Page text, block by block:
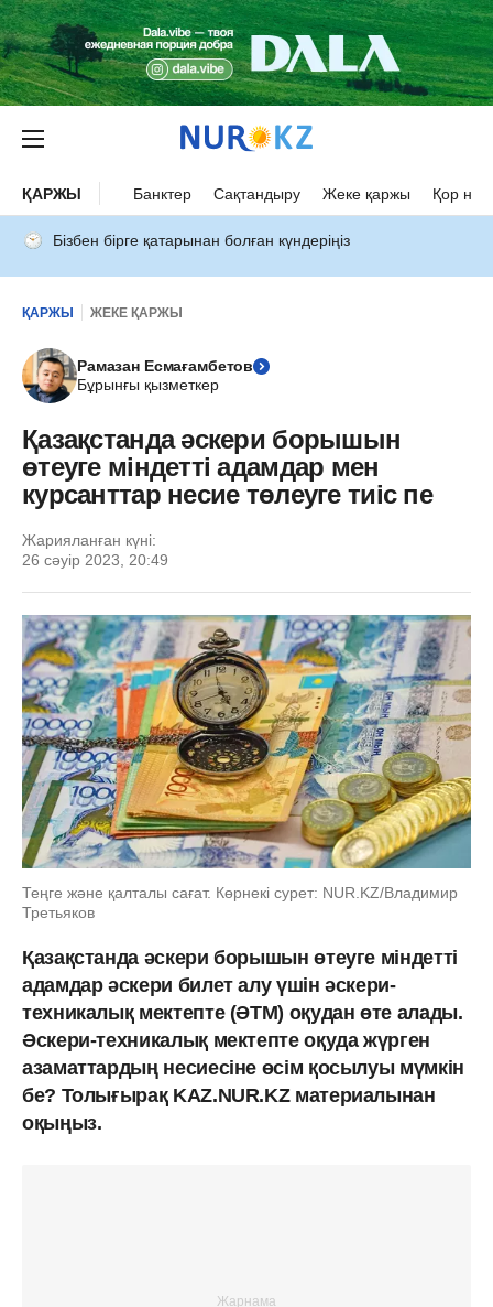
ҚАРЖЫ Банктер Сақтандыру Жеке қаржы Қор
Бізбен бірге қатарынан болған күндеріңіз
ҚАРЖЫ ЖЕКЕ ҚАРЖЫ
Рамазан Есмағамбетов
Бұрынғы қызметкер
Қазақстанда әскери борышын
өтеуге міндетті адамдар мен
курсанттар несие төлеуге тиіс пе
Жарияланған күні:
26 сәуір 2023, 20:49
Теңге және қалталы сағат. Көрнекі сурет: NUR.KZ/Владимир
Третьяков
Қазақстанда әскери борышын өтеуге міндетті
адамдар әскери билет алу үшін әскери-
техникалық мектепте (ӘТМ) оқудан өте алады.
Әскери-техникалық мектепте оқуда жүрген
азаматтардың несиесіне өсім қосылуы мүмкін
бе? Толығырақ KAZ.NUR.KZ материалынан
оқыңыз.